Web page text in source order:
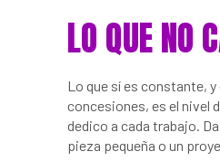
LO QUE NO
Lo que sí es constante, y
concesiones, es el nivel
dedico a cada trabajo.
pieza pequeña o un